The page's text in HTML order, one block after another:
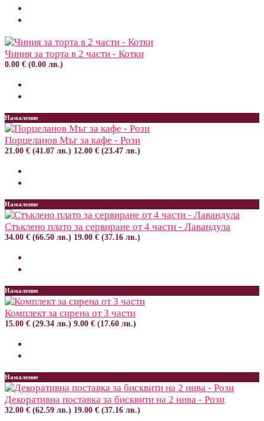
Чиния за торта в 2 части - Котки
0.00 € (0.00 лв.)
Намаление
Порцеланов Мъг за кафе - Рози
21.00 € (41.07 лв.) 12.00 € (23.47 лв.)
Намаление
Стъклено плато за сервиране от 4 части - Лавандула
34.00 € (66.50 лв.) 19.00 € (37.16 лв.)
Намаление
Комплект за сирена от 3 части
15.00 € (29.34 лв.) 9.00 € (17.60 лв.)
Намаление
Декоративна поставка за бисквити на 2 нива - Рози
32.00 € (62.59 лв.) 19.00 € (37.16 лв.)